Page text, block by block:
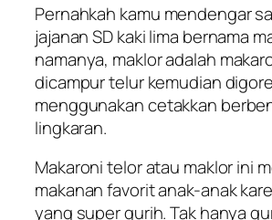
Pernahkah kamu mendengar
jajanan SD kaki lima bernama
namanya, maklor adalah
dicampur telur kemudian
menggunakan cetakkan
lingkaran.
Makaroni telor atau maklor ini
makanan favorit anak-anak
yang super gurih. Tak hanya